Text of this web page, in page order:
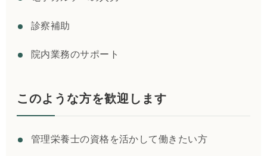
診察補助
院内業務のサポート
このような方を歓迎します
管理栄養士の資格を活かして働きたい方